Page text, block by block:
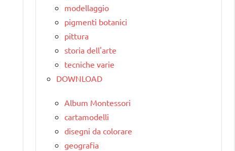
modellaggio
pigmenti botanici
pittura
storia dell'arte
tecniche varie
DOWNLOAD
Album Montessori
cartamodelli
disegni da colorare
geografia